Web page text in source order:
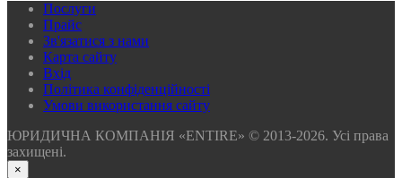
Послуги
Прайс
Зв'язатися з нами
Карта сайту
Вхід
Політика конфіденційності
Умови використання сайту
ЮРИДИЧНА КОМПАНІЯ «ENTIRE» © 2013-2026. Усі права
захищені.
×